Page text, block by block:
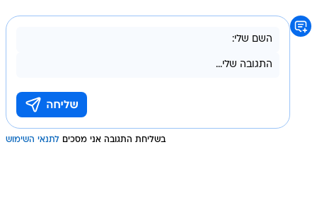
בשליחת התגובה אני מסכים לתנאי השימוש